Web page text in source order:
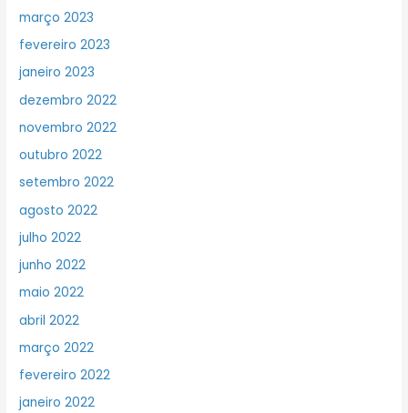
março 2023
fevereiro 2023
janeiro 2023
dezembro 2022
novembro 2022
outubro 2022
setembro 2022
agosto 2022
julho 2022
junho 2022
maio 2022
abril 2022
março 2022
fevereiro 2022
janeiro 2022